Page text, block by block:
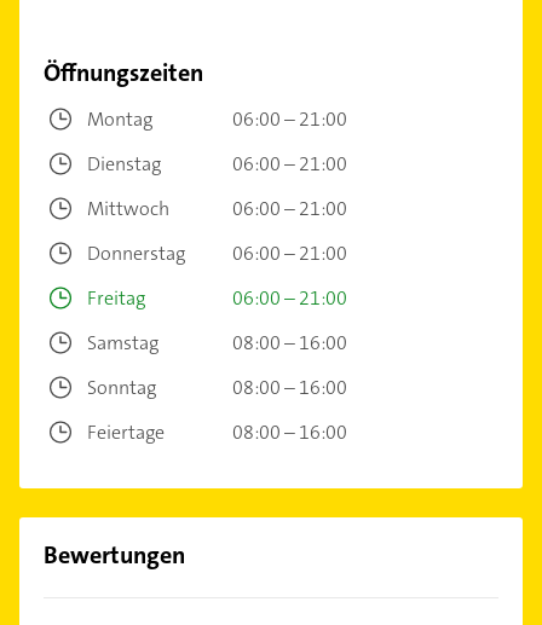
Öffnungszeiten
Montag
06:00 – 21:00
Dienstag
06:00 – 21:00
Mittwoch
06:00 – 21:00
Donnerstag
06:00 – 21:00
Freitag
06:00 – 21:00
Samstag
08:00 – 16:00
Sonntag
08:00 – 16:00
Feiertage
08:00 – 16:00
Bewertungen